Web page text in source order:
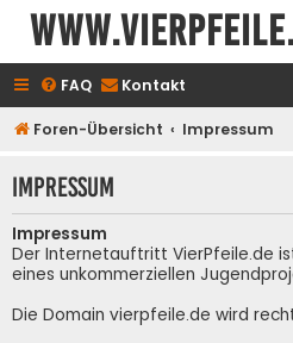
FAQ Kontakt
Foren-Übersicht Impressum
Impressum
Impressum
Der Internetauftritt VierPfeile.de
eines unkommerziellen
Die Domain vierpfeile.de wird